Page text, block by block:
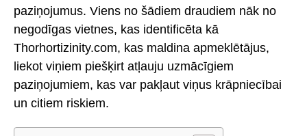
paziņojumus. Viens no šādiem draudiem nāk no
negodīgas vietnes, kas identificēta kā
Thorhortizinity.com, kas maldina apmeklētājus,
liekot viņiem piešķirt atļauju uzmācīgiem
paziņojumiem, kas var pakļaut viņus krāpniecībai
un citiem riskiem.